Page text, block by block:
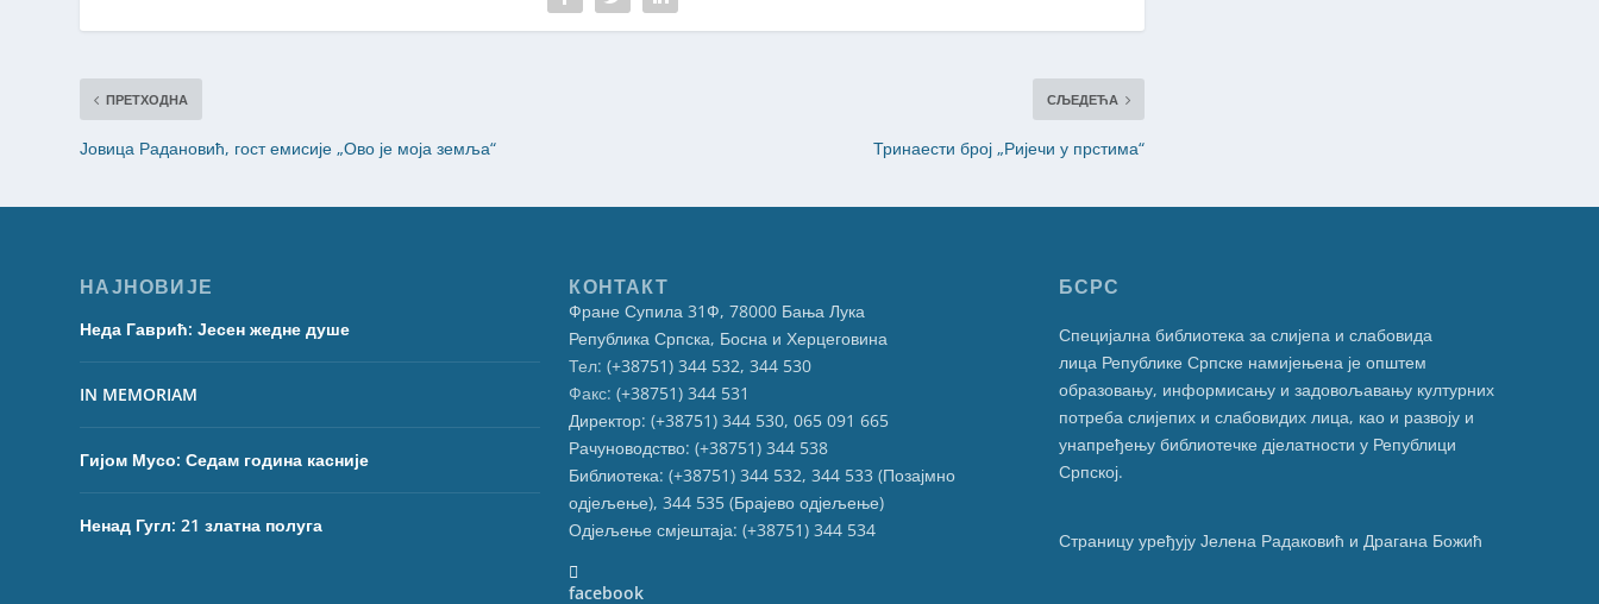
ПРЕТХОДНА
Јовица Радановић, гост емисије „Ово је моја земља“
СЉЕДЕЋА
Тринаести број „Ријечи у прстима“
НАЈНОВИЈЕ
Неда Гаврић: Јесен жедне душе
IN MEMORIAM
Гијом Мусо: Седам година касније
Ненад Гугл: 21 златна полуга
КОНТАКТ
Фране Супила 31Ф, 78000 Бања Лука
Република Српска, Босна и Херцеговина
Тел: (+38751) 344 532, 344 530
Факс: (+38751) 344 531
Директор: (+38751) 344 530, 065 091 665
Рачуноводство: (+38751) 344 538
Библиотека: (+38751) 344 532, 344 533 (Позајмно
одјељење), 344 535 (Брајево одјељење)
Одјељење смјештаја: (+38751) 344 534
facebook
БСРС
Специјална библиотека за слијепа и слабовида
лица Републике Српске намијењена је општем
образовању, информисању и задовољавању културних
потреба слијепих и слабовидих лица, као и развоју и
унапређењу библиотечке дјелатности у Републици
Српској.
Страницу уређују Јелена Радаковић и Драгана Божић